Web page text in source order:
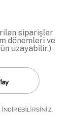
siparişler
dönemleri ve
uzayabilir.)